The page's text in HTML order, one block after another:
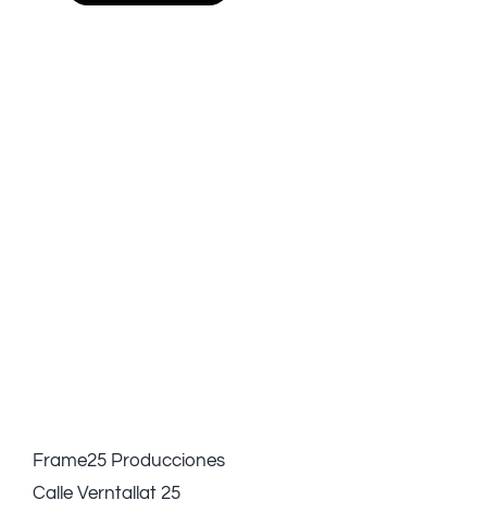
Frame25 Producciones
Calle Verntallat 25